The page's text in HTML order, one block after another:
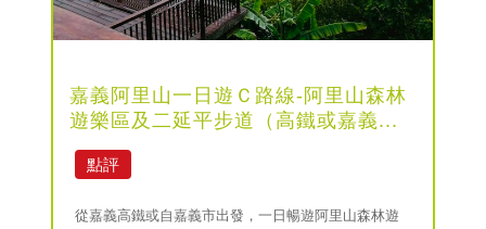
嘉義阿里山一日遊Ｃ路線-阿里山森林
遊樂區及二延平步道（高鐵或嘉義...
點評
從嘉義高鐵或自嘉義市出發，一日暢遊阿里山森林遊